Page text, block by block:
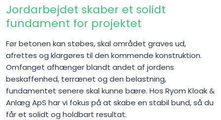
Jordarbejdet skaber et solidt
fundament for projektet
Før betonen kan støbes, skal området graves ud,
afrettes og klargøres til den kommende konstruktion.
Omfanget afhænger blandt andet af jordens
beskaffenhed, terrænet og den belastning,
fundamentet senere skal kunne bære. Hos Ryom Kloak &
Anlæg ApS har vi fokus på at skabe en stabil bund, så du
får et solidt og holdbart resultat.